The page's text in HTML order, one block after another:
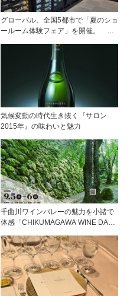
グローバル、全国5都市で「夏のショ
ールーム体験フェア」を開催。 ワ
気候変動の時代生き抜く『サロン
2015年』の味わいと魅力
千曲川ワインバレーの魅力を小諸で
体感「CHIKUMAGAWA WINE DAYS